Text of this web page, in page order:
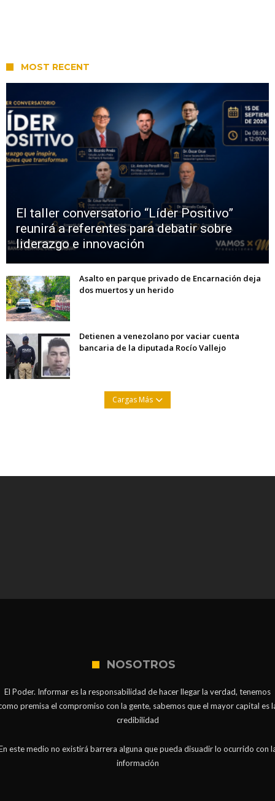
MOST RECENT
El taller conversatorio “Líder Positivo”
reunirá a referentes para debatir sobre
liderazgo e innovación
Asalto en parque privado de Encarnación deja
dos muertos y un herido
Detienen a venezolano por vaciar cuenta
bancaria de la diputada Rocío Vallejo
Cargas Más
NOSOTROS
El Poder. Informar es la responsabilidad de hacer llegar la verdad, tenemos
premisa el compromiso con la gente, sabemos que el mayor capital es
credibilidad
este medio no existirá barrera alguna que pueda disuadir lo ocurrido con
información